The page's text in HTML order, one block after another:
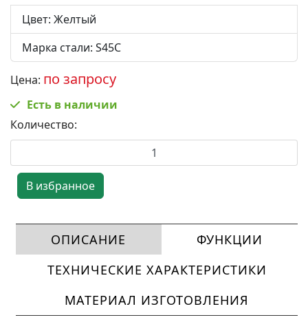
Цвет: Желтый
Марка стали: S45C
Цена: по запросу
Есть в наличии
Количество:
ОПИСАНИЕ
ФУНКЦИИ
ТЕХНИЧЕСКИЕ ХАРАКТЕРИСТИКИ
МАТЕРИАЛ ИЗГОТОВЛЕНИЯ